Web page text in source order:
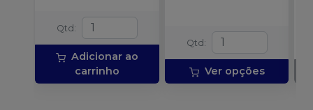
Qtd :
Adicionar ao
carrinho
Qtd :
Ver opções